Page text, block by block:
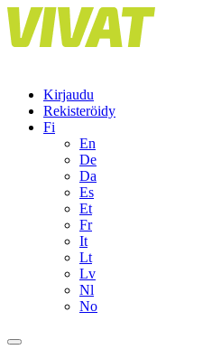
Skip
to
content
Kirjaudu
Rekisteröidy
Fi
En
De
Da
Es
Et
Fr
It
Lt
Lv
Nl
No